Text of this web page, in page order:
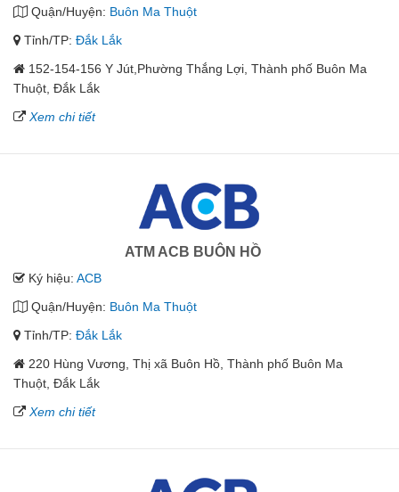
Quận/Huyện: Buôn Ma Thuột
Tỉnh/TP: Đắk Lắk
152-154-156 Y Jút,Phường Thắng Lợi, Thành phố Buôn Ma
Thuột, Đắk Lắk
Xem chi tiết
ATM ACB BUÔN HỒ
Ký hiệu: ACB
Quận/Huyện: Buôn Ma Thuột
Tỉnh/TP: Đắk Lắk
220 Hùng Vương, Thị xã Buôn Hồ, Thành phố Buôn Ma
Thuột, Đắk Lắk
Xem chi tiết